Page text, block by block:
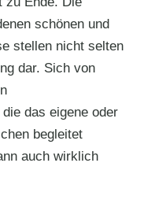
schönen und
stellen nicht selten
dar. Sich von
das eigene oder
begleitet
auch wirklich